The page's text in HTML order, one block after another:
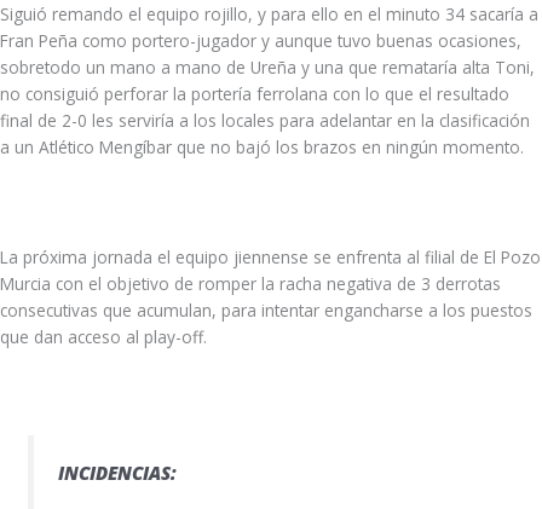
Siguió remando el equipo rojillo, y para ello en el minuto 34 sacaría a
Fran Peña como portero-jugador y aunque tuvo buenas ocasiones,
sobretodo un mano a mano de Ureña y una que remataría alta Toni,
no consiguió perforar la portería ferrolana con lo que el resultado
final de 2-0 les serviría a los locales para adelantar en la clasificación
a un Atlético Mengíbar que no bajó los brazos en ningún momento.
La próxima jornada el equipo jiennense se enfrenta al filial de El Pozo
Murcia con el objetivo de romper la racha negativa de 3 derrotas
consecutivas que acumulan, para intentar engancharse a los puestos
que dan acceso al play-off.
INCIDENCIAS: